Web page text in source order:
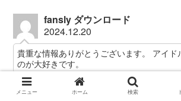
fansly ダウンロード
2024.12.20
貴重な情報ありがとうございます。 アイド
のが大好きです。
FRIDAYフライデー奈月セナの袋と
読む方法！電子書籍でも読める？
メニュー ホーム 検索